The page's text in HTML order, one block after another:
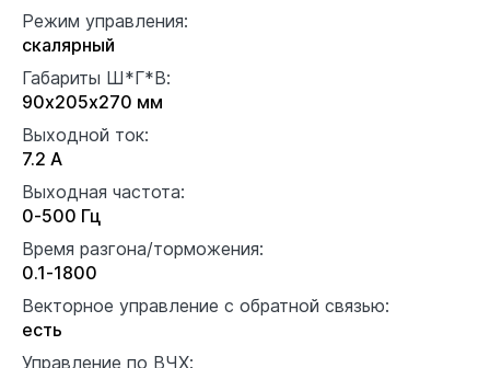
Режим управления:
скалярный
Габариты Ш*Г*В:
90x205x270 мм
Выходной ток:
7.2 А
Выходная частота:
0-500 Гц
Время разгона/торможения:
0.1-1800
Векторное управление с обратной связью:
есть
Управление по ВЧХ: